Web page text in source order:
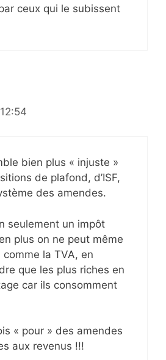
ceux qui le subissent
bien plus « injuste »
de plafond, d’ISF,
des amendes.
seulement un impôt
plus on ne peut même
la TVA, en
que les plus riches en
car ils consomment
« pour » des amendes
aux revenus !!!